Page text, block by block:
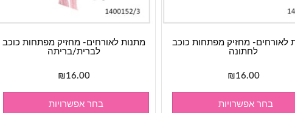
מתנות לאורחים- מחזיק מפתחות כוכב
לברית/בריתה
₪16.00
בחר אפשרויות
לאורחים- מחזיק מפתחות כוכב
לחתונה
₪16.00
בחר אפשרויות